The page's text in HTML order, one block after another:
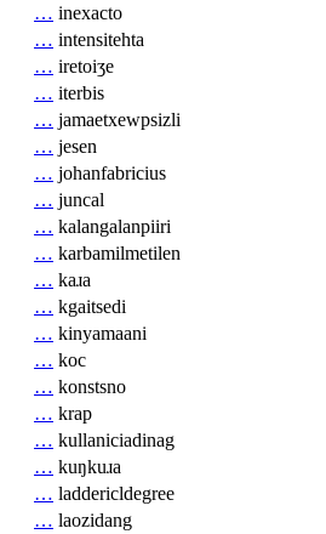
… inexacto
… intensitehta
… iretoiʒe
… iterbis
… jamaetxewpsizli
… jesen
… johanfabricius
… juncal
… kalangalanpiiri
… karbamilmetilen
… kaɹa
… kgaitsedi
… kinyamaani
… koc
… konstsno
… krap
… kullaniciadinag
… kuŋkuɹa
… laddericldegree
… laozidang